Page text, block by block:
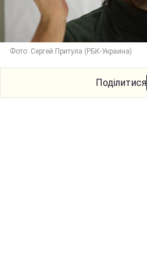
Фото: Сергей Притула (РБК-Украина)
Поділитися